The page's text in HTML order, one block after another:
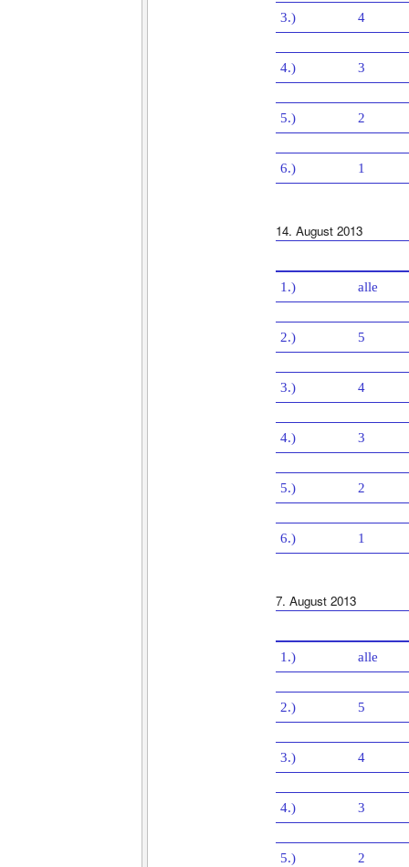
3.) 4
4.) 3
5.) 2
6.) 1
14. August 2013
1.) alle
2.) 5
3.) 4
4.) 3
5.) 2
6.) 1
7. August 2013
1.) alle
2.) 5
3.) 4
4.) 3
5.) 2